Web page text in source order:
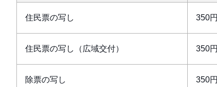
住民票の写し 350円
住民票の写し（広域交付） 350円
除票の写し 350円